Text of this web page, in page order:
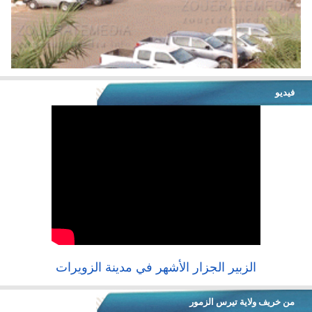
فيديو
الزبير الجزار الأشهر في مدينة الزويرات
من خريف ولاية تيرس الزمور